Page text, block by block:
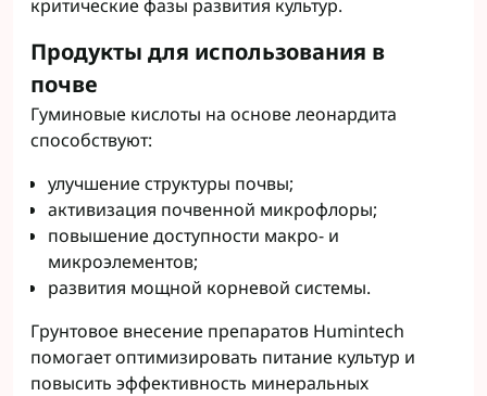
критические фазы развития культур.
Продукты для использования в
почве
Гуминовые кислоты на основе леонардита
способствуют:
улучшение структуры почвы;
активизация почвенной микрофлоры;
повышение доступности макро- и
микроэлементов;
развития мощной корневой системы.
Грунтовое внесение препаратов Humintech
помогает оптимизировать питание культур и
повысить эффективность минеральных